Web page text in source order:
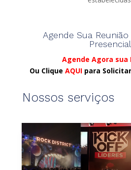
Agende Sua
Presencial
Agende Agora sua
Ou CliqueAQUI para
Nossos serviços